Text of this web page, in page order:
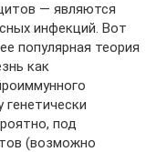
— являются
инфекций. Вот
популярная теория
как
под
(возможно